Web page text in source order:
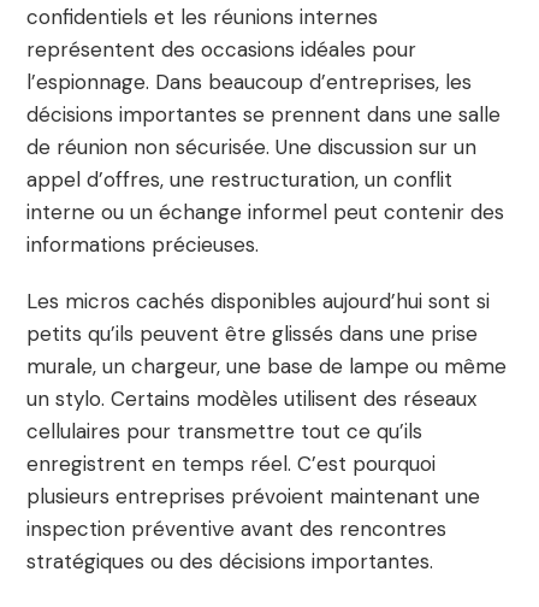
confidentiels et les réunions internes
représentent des occasions idéales pour
l’espionnage. Dans beaucoup d’entreprises, les
décisions importantes se prennent dans une salle
de réunion non sécurisée. Une discussion sur un
appel d’offres, une restructuration, un conflit
interne ou un échange informel peut contenir des
informations précieuses.
Les micros cachés disponibles aujourd’hui sont si
petits qu’ils peuvent être glissés dans une prise
murale, un chargeur, une base de lampe ou même
un stylo. Certains modèles utilisent des réseaux
cellulaires pour transmettre tout ce qu’ils
enregistrent en temps réel. C’est pourquoi
plusieurs entreprises prévoient maintenant une
inspection préventive avant des rencontres
stratégiques ou des décisions importantes.